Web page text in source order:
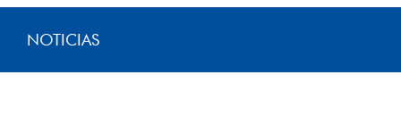
NOTICIAS